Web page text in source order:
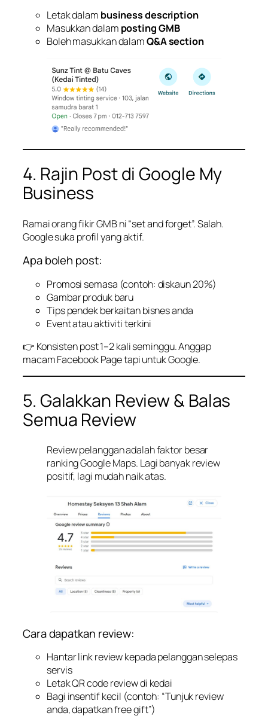
Letak dalam business description
Masukkan dalam posting GMB
Boleh masukkan dalamQ&A section
4. Rajin Post di Google My
Business
Ramai orang fikir GMB ni “set and forget”. Salah.
Google suka profil yang aktif.
Apa boleh post:
Promosi semasa (contoh: diskaun 20%)
Gambar produk baru
Tips pendek berkaitan bisnes anda
Event atau aktiviti terkini
👉 Konsisten post 1–2 kali seminggu. Anggap
macam Facebook Page tapi untuk Google.
5. Galakkan Review & Balas
Semua Review
Review pelanggan adalah faktor besar
ranking Google Maps. Lagi banyak review
positif, lagi mudah naik atas.
Cara dapatkan review:
Hantar link review kepada pelanggan selepas
servis
Letak QR code review di kedai
Bagi insentif kecil (contoh: “Tunjuk review
anda, dapatkan free gift”)